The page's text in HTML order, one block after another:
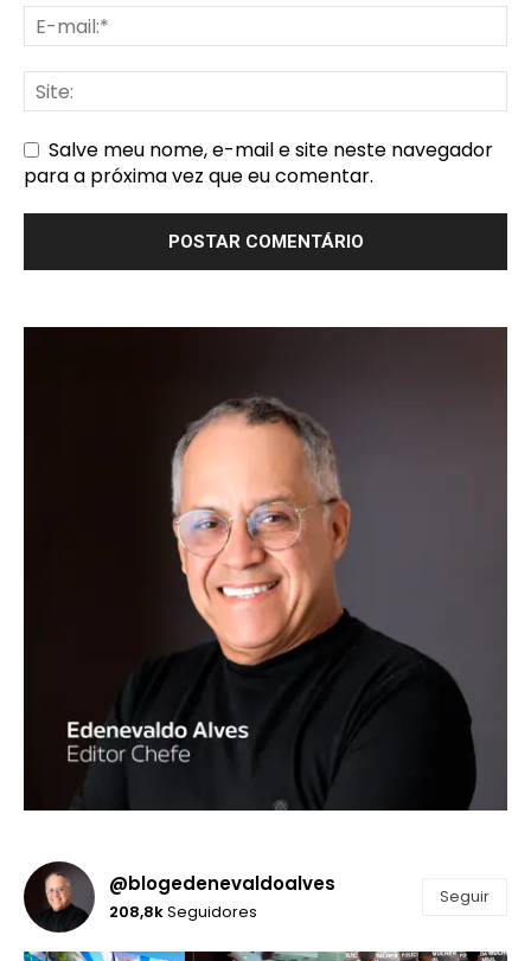
Salve meu nome, e-mail e site neste navegador
para a próxima vez que eu comentar.
@blogedenevaldoalves
208,8kSeguidores
Seguir